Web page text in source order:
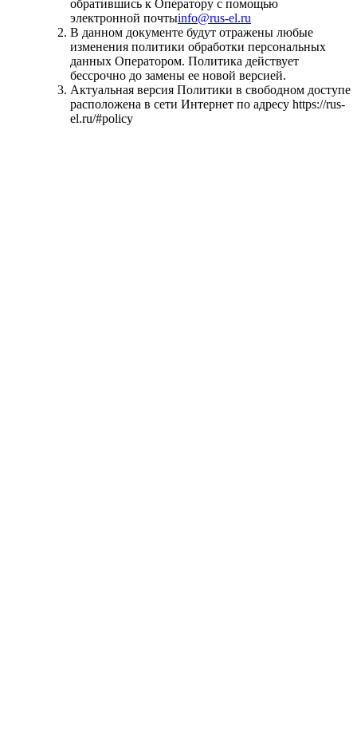
обратившись к Оператору с помощью
электронной почтыinfo@rus-el.ru
В данном документе будут отражены любые
изменения политики обработки персональных
данных Оператором. Политика действует
бессрочно до замены ее новой версией.
Актуальная версия Политики в свободном доступе
расположена в сети Интернет по адресу https://rus-
el.ru/#policy